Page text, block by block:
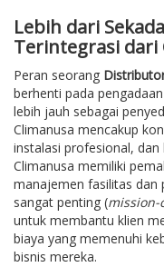
Lebih dari
Terintegrasi dari
Peran seorang
berhenti pada
lebih jauh sebagai
Climanusa mencakup
instalasi profesional, dan
Climanusa memiliki
manajemen fasilitas dan
sangat penting (
untuk membantu klien
biaya yang memenuhi
bisnis mereka.